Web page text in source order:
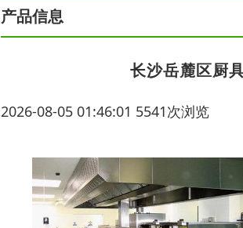
产品信息
长沙岳麓区厨
2026-08-05 01:46:01 5541次浏览